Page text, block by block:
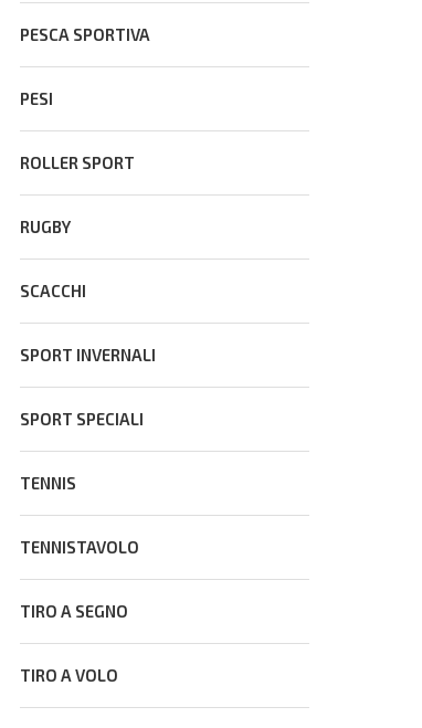
Ultimo mese per partecipare al Concorso
letterario e giornalistico del CONS
31 Luglio 2026
PESCA SPORTIVA
PESI
ROLLER SPORT
RUGBY
SCACCHI
SPORT INVERNALI
SPORT SPECIALI
TENNIS
TENNISTAVOLO
TIRO A SEGNO
TIRO A VOLO